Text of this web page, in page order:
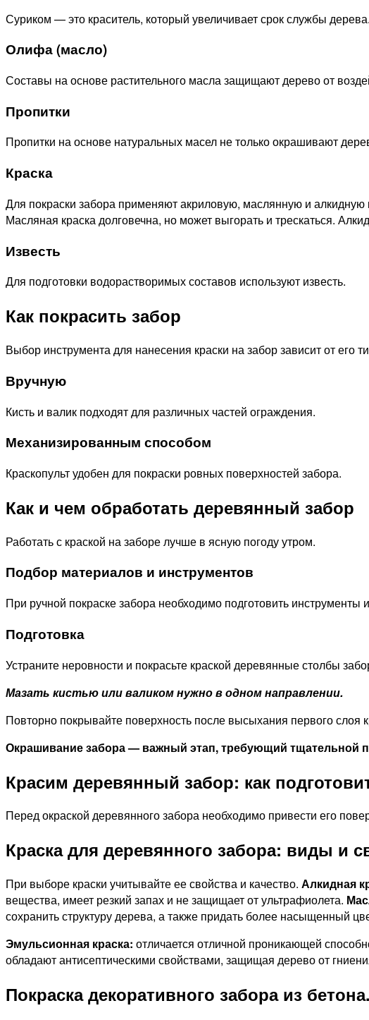
Суриком — это краситель, который увеличивает срок службы дерева.
Олифа (масло)
Составы на основе растительного масла защищают дерево от
Пропитки
Пропитки на основе натуральных масел не только окрашивают
Краска
Для покраски забора применяют акриловую, маслянную и алкидную
Масляная краска долговечна, но может выгорать и трескаться.
Известь
Для подготовки водорастворимых составов используют известь.
Как покрасить забор
Выбор инструмента для нанесения краски на забор зависит от его
Вручную
Кисть и валик подходят для различных частей ограждения.
Механизированным способом
Краскопульт удобен для покраски ровных поверхностей забора.
Как и чем обработать деревянный забор
Работать с краской на заборе лучше в ясную погоду утром.
Подбор материалов и инструментов
При ручной покраске забора необходимо подготовить
Подготовка
Устраните неровности и покрасьте краской деревянные столбы
Мазать кистью или валиком нужно в одном направлении.
Повторно покрывайте поверхность после высыхания первого слоя
Окрашивание забора — важный этап, требующий тщательной
Красим деревянный забор: как
Перед окраской деревянного забора необходимо привести его
Краска для деревянного забора: виды и
При выборе краски учитывайте ее свойства и качество. Алкидная
вещества, имеет резкий запах и не защищает от ультрафиолета.
сохранить структуру дерева, а также придать более насыщенный
Эмульсионная краска: отличается отличной проникающей
обладают антисептическими свойствами, защищая дерево от
Покраска декоративного забора из